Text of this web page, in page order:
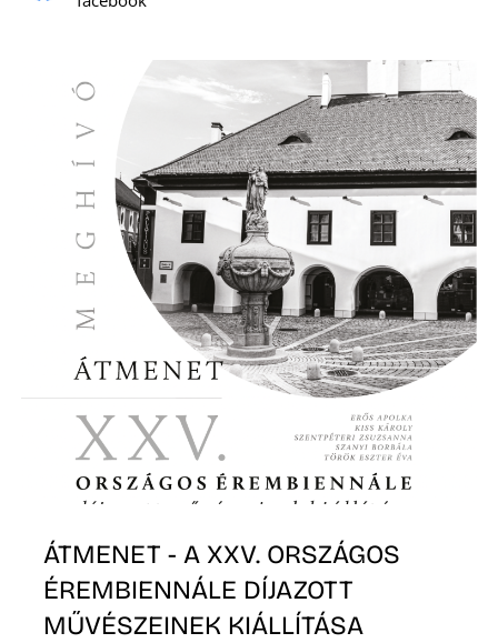
ÁTMENET - A XXV. ORSZÁGOS
ÉREMBIENNÁLE DÍJAZOTT
MŰVÉSZEINEK KIÁLLÍTÁSA